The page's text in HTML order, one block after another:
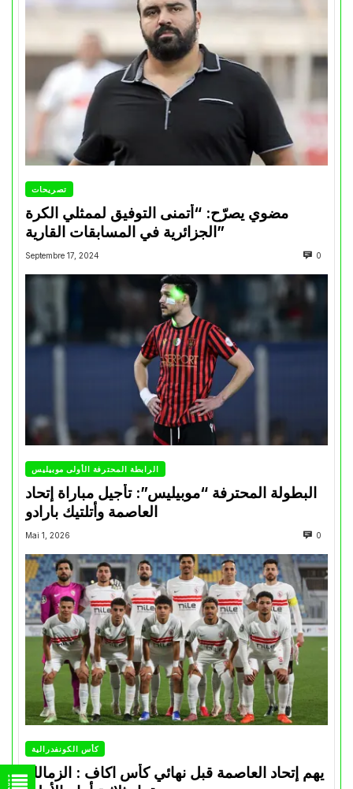
تصريحات
مضوي يصرّح: “أتمنى التوفيق لممثلي الكرة
الجزائرية في المسابقات القارية”
Septembre 17, 2024 0
الرابطة المحترفة الأولى موبيليس
البطولة المحترفة “موبيليس”: تأجيل مباراة إتحاد
العاصمة وأتلتيك بارادو
Mai 1, 2026 0
كأس الكونفدرالية
يهم إتحاد العاصمة قبل نهائي كأس اكاف : الزمالك